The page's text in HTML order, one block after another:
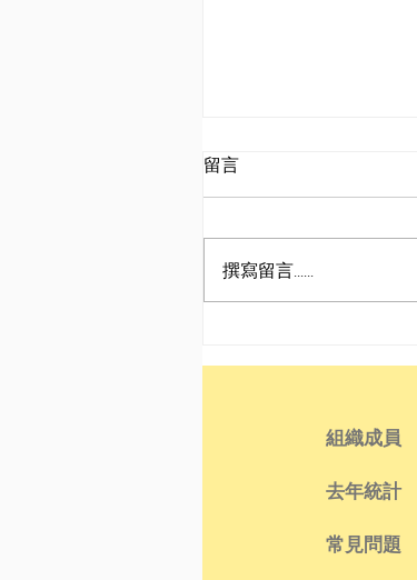
Unto Death
留言
撰寫留言......
組織成員
去年統計
常見問題